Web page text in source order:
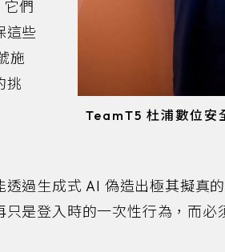
TeamT5 杜浦數位安
們
這些
施
挑
過生成式 AI 偽造出極其擬真
是登入時的一次性行為，而必